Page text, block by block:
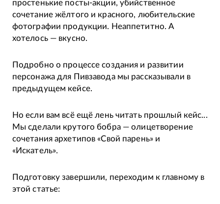
простенькие посты-акции, убийственное
сочетание жёлтого и красного, любительские
фотографии продукции. Неаппетитно. А
хотелось — вкусно.
Подробно о процессе создания и развитии
персонажа для Пивзавода мы рассказывали в
предыдущем кейсе.
Но если вам всё ещё лень читать прошлый кейс...
Мы сделали крутого бобра — олицетворение
сочетания архетипов «Свой парень» и
«Искатель».
Подготовку завершили, переходим к главному в
этой статье: